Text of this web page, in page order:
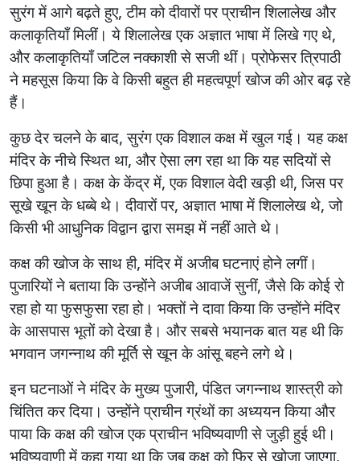
सुरंग में आगे बढ़ते हुए, टीम को दीवारों पर प्राचीन शिलालेख और
कलाकृतियाँ मिलीं। ये शिलालेख एक अज्ञात भाषा में लिखे गए थे,
और कलाकृतियाँ जटिल नक्काशी से सजी थीं। प्रोफेसर त्रिपाठी
ने महसूस किया कि वे किसी बहुत ही महत्वपूर्ण खोज की ओर बढ़ रहे
हैं।
कुछ देर चलने के बाद, सुरंग एक विशाल कक्ष में खुल गई। यह कक्ष
मंदिर के नीचे स्थित था, और ऐसा लग रहा था कि यह सदियों से
छिपा हुआ है। कक्ष के केंद्र में, एक विशाल वेदी खड़ी थी, जिस पर
सूखे खून के धब्बे थे। दीवारों पर, अज्ञात भाषा में शिलालेख थे, जो
किसी भी आधुनिक विद्वान द्वारा समझ में नहीं आते थे।
कक्ष की खोज के साथ ही, मंदिर में अजीब घटनाएं होने लगीं।
पुजारियों ने बताया कि उन्होंने अजीब आवाजें सुनीं, जैसे कि कोई रो
रहा हो या फुसफुसा रहा हो। भक्तों ने दावा किया कि उन्होंने मंदिर
के आसपास भूतों को देखा है। और सबसे भयानक बात यह थी कि
भगवान जगन्नाथ की मूर्ति से खून के आंसू बहने लगे थे।
इन घटनाओं ने मंदिर के मुख्य पुजारी, पंडित जगन्नाथ शास्त्री को
चिंतित कर दिया। उन्होंने प्राचीन ग्रंथों का अध्ययन किया और
पाया कि कक्ष की खोज एक प्राचीन भविष्यवाणी से जुड़ी हुई थी।
भविष्यवाणी में कहा गया था कि जब कक्ष को फिर से खोजा जाएगा,